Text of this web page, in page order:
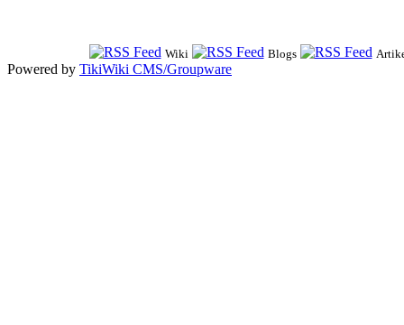
Wiki Blogs
Powered by TikiWiki CMS/Groupware